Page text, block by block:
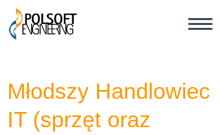
Młodszy Handlowiec
IT (sprzęt oraz